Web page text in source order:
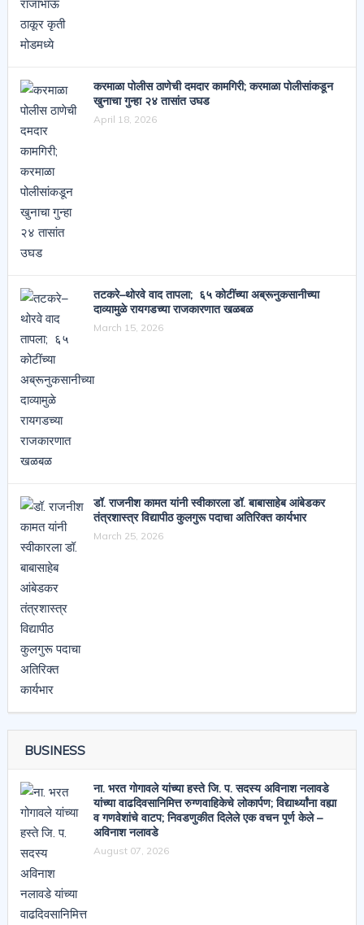
करमाळा पोलीस ठाणेची दमदार कामगिरी; करमाळा पोलीसांकडून
खुनाचा गुन्हा २४ तासांत उघड
April 18, 2026
तटकरे–थोरवे वाद तापला; ६५ कोटींच्या अब्रूनुकसानीच्या
दाव्यामुळे रायगडच्या राजकारणात खळबळ
March 15, 2026
डॉ. राजनीश कामत यांनी स्वीकारला डॉ. बाबासाहेब आंबेडकर
तंत्रशास्त्र विद्यापीठ कुलगुरू पदाचा अतिरिक्त कार्यभार
March 25, 2026
BUSINESS
ना. भरत गोगावले यांच्या हस्ते जि. प. सदस्य अविनाश नलावडे
यांच्या वाढदिवसानिमित्त रुग्णवाहिकेचे लोकार्पण; विद्यार्थ्यांना वह्या
व गणवेशांचे वाटप; निवडणुकीत दिलेले एक वचन पूर्ण केले –
अविनाश नलावडे
August 07, 2026